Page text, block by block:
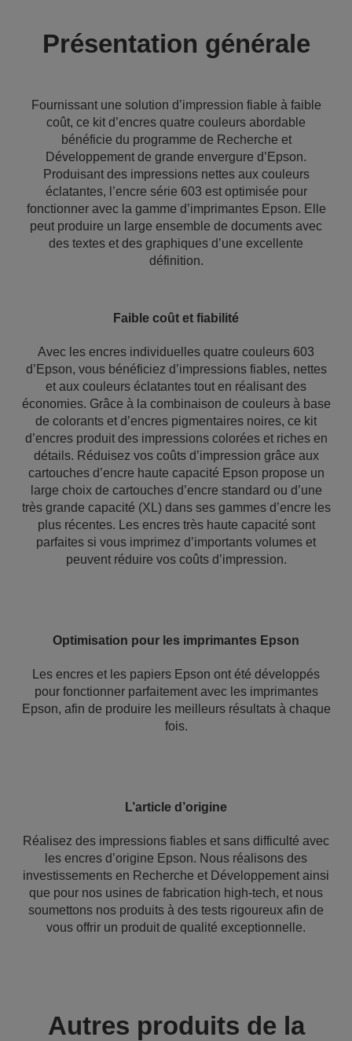
Présentation générale
Fournissant une solution d’impression fiable à faible
coût, ce kit d’encres quatre couleurs abordable
bénéficie du programme de Recherche et
Développement de grande envergure d’Epson.
Produisant des impressions nettes aux couleurs
éclatantes, l’encre série 603 est optimisée pour
fonctionner avec la gamme d’imprimantes Epson. Elle
peut produire un large ensemble de documents avec
des textes et des graphiques d’une excellente
définition.
Faible coût et fiabilité
Avec les encres individuelles quatre couleurs 603
d’Epson, vous bénéficiez d’impressions fiables, nettes
et aux couleurs éclatantes tout en réalisant des
économies. Grâce à la combinaison de couleurs à base
de colorants et d’encres pigmentaires noires, ce kit
d’encres produit des impressions colorées et riches en
détails. Réduisez vos coûts d’impression grâce aux
cartouches d’encre haute capacité Epson propose un
large choix de cartouches d’encre standard ou d’une
très grande capacité (XL) dans ses gammes d’encre les
plus récentes. Les encres très haute capacité sont
parfaites si vous imprimez d’importants volumes et
peuvent réduire vos coûts d’impression.
Optimisation pour les imprimantes Epson
Les encres et les papiers Epson ont été développés
pour fonctionner parfaitement avec les imprimantes
Epson, afin de produire les meilleurs résultats à chaque
fois.
L’article d’origine
Réalisez des impressions fiables et sans difficulté avec
les encres d’origine Epson. Nous réalisons des
investissements en Recherche et Développement ainsi
que pour nos usines de fabrication high-tech, et nous
soumettons nos produits à des tests rigoureux afin de
vous offrir un produit de qualité exceptionnelle.
Autres produits de la